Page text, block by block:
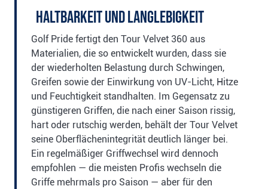
Haltbarkeit und Langlebigkeit
Golf Pride fertigt den Tour Velvet 360 aus
Materialien, die so entwickelt wurden, dass sie
der wiederholten Belastung durch Schwingen,
Greifen sowie der Einwirkung von UV-Licht, Hitze
und Feuchtigkeit standhalten. Im Gegensatz zu
günstigeren Griffen, die nach einer Saison rissig,
hart oder rutschig werden, behält der Tour Velvet
seine Oberflächenintegrität deutlich länger bei.
Ein regelmäßiger Griffwechsel wird dennoch
empfohlen — die meisten Profis wechseln die
Griffe mehrmals pro Saison — aber für den